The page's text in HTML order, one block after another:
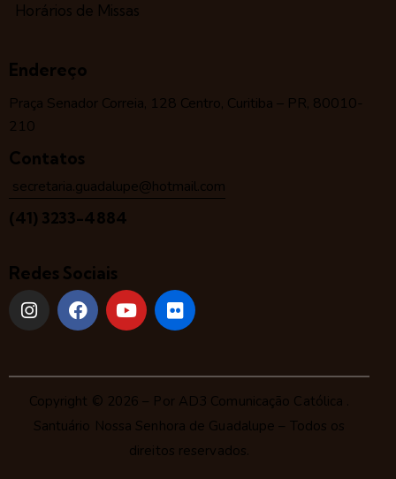
Horários de Missas
Endereço
Praça Senador Correia, 128 Centro, Curitiba – PR, 80010-
210
Contatos
secretaria.guadalupe@hotmail.com
(41) 3233-4884
Redes Sociais
Copyright © 2026 – Por AD3 Comunicação Católica .
Santuário Nossa Senhora de Guadalupe – Todos os
direitos reservados.